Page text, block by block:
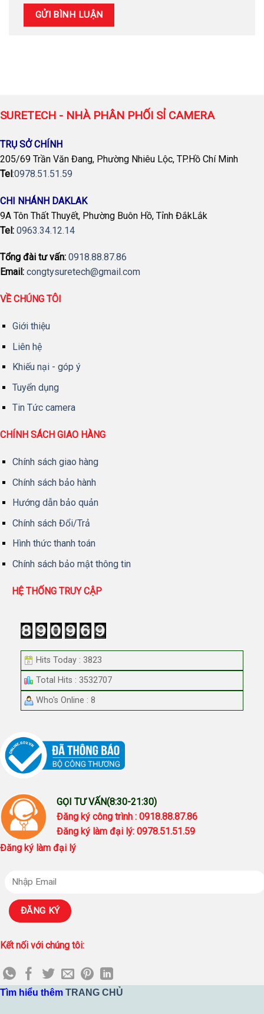
SURETECH - NHÀ PHÂN PHỐI SỈ CAMERA
TRỤ SỞ CHÍNH
205/69 Trần Văn Đang, Phường Nhiêu Lộc, TP.Hồ Chí Minh
Tel:0978.51.51.59
CHI NHÁNH DAKLAK
9A Tôn Thất Thuyết, Phường Buôn Hồ, Tỉnh ĐắkLắk
Tel: 0963.34.12.14
Tổng đài tư vấn: 0918.88.87.86
Email: congtysuretech@gmail.com
VỀ CHÚNG TÔI
Giới thiệu
Liên hệ
Khiếu nại - góp ý
Tuyển dụng
Tin Tức camera
CHÍNH SÁCH GIAO HÀNG
Chính sách giao hàng
Chính sách bảo hành
Hướng dẫn bảo quản
Chính sách Đổi/Trả
Hình thức thanh toán
Chính sách bảo mật thông tin
HỆ THỐNG TRUY CẬP
Hits Today : 3823
Total Hits : 3532707
Who's Online : 8
GỌI TƯ VẤN(8:30-21:30)
Đăng ký công trình : 0918.88.87.86
Đăng ký làm đại lý: 0978.51.51.59
Đăng ký làm đại lý
Kết nối với chúng tôi:
Tìm hiểu thêm TRANG CHỦ